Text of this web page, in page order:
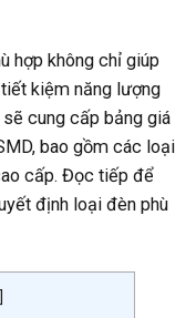
hợp không chỉ giúp
kiệm năng lượng
sẽ cung cấp bảng giá
bao gồm các loại
cấp. Đọc tiếp để
định loại đèn phù
]